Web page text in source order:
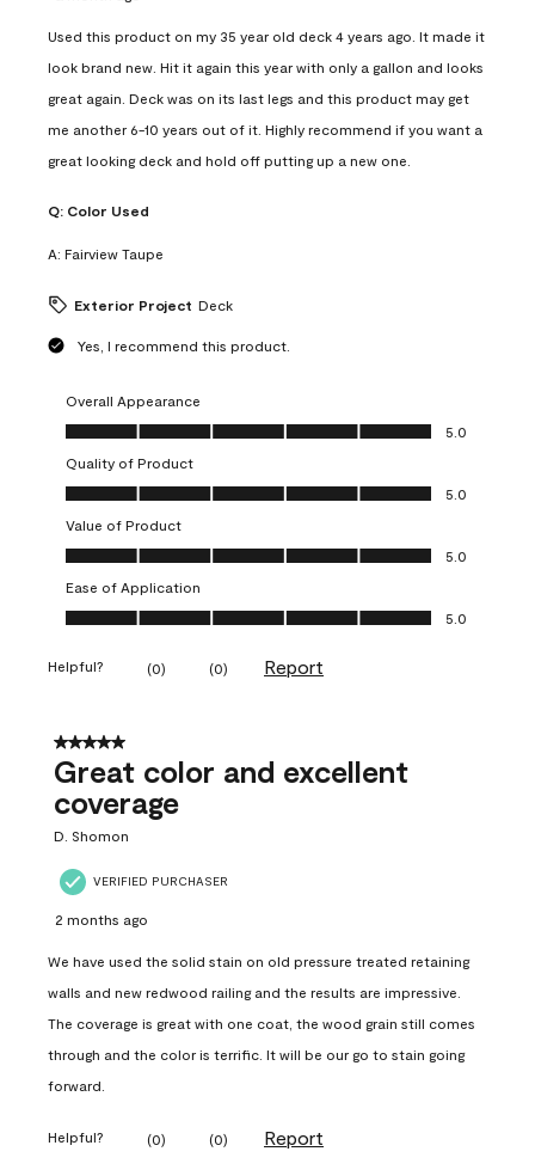
Used this product on my 35 year old deck 4 years ago. It made it
look brand new. Hit it again this year with only a gallon and looks
great again. Deck was on its last legs and this product may get
me another 6-10 years out of it. Highly recommend if you want a
great looking deck and hold off putting up a new one.
Q: Color Used
A: Fairview Taupe
Exterior Project Deck
Yes, I recommend this product.
Overall Appearance
Overall Appearance, 5.0 out of 5
5.0
Quality of Product
Quality of Product, 5.0 out of 5
5.0
Value of Product
Value of Product, 5.0 out of 5
5.0
Ease of Application
Ease of Application, 5.0 out of 5
5.0
Helpful? (0) (0) Report
5 out of 5 stars.
Great color and excellent
coverage
D. Shomon
VERIFIED PURCHASER
2 months ago
We have used the solid stain on old pressure treated retaining
walls and new redwood railing and the results are impressive.
The coverage is great with one coat, the wood grain still comes
through and the color is terrific. It will be our go to stain going
forward.
Helpful? (0) (0) Report